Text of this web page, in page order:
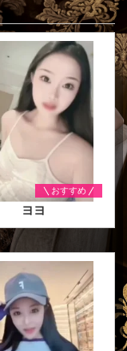
おすすめ
ヨヨ